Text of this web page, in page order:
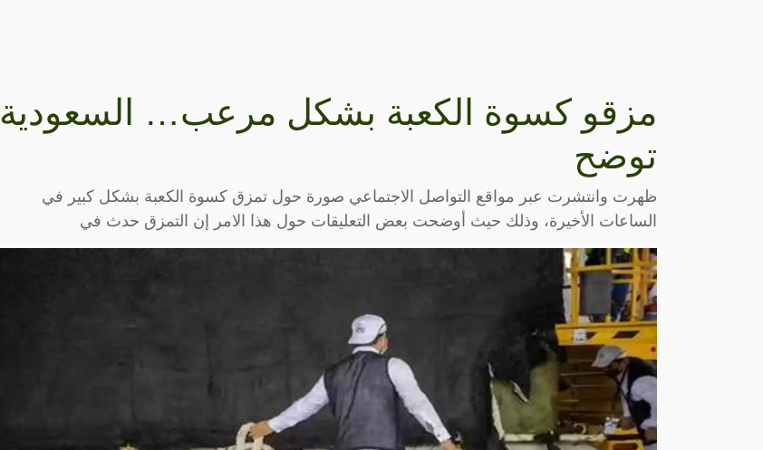
مزقو كسوة الكعبة بشكل مرعب… السعودية
توضح
ظهرت وانتشرت عبر مواقع التواصل الاجتماعي صورة حول تمزق كسوة الكعبة بشكل كبير في
الساعات الأخيرة، وذلك حيث أوضحت بعض التعليقات حول هذا الامر إن التمزق حدث في